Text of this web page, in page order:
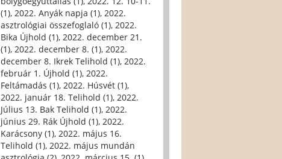
(1), 2022. Anyák napja (1), 2022.
asztrológiai összefoglaló (1), 2022.
Bika Újhold (1), 2022. december 21.
(1), 2022. december 8. (1), 2022.
december 8. Ikrek Telihold (1), 2022.
február 1. Újhold (1), 2022.
Feltámadás (1), 2022. Húsvét (1),
2022. január 18. Telihold (1), 2022.
Július 13. Bak Telihold (1), 2022.
június 29. Rák Újhold (1), 2022.
Karácsony (1), 2022. május 16.
Telihold (1), 2022. május mundán